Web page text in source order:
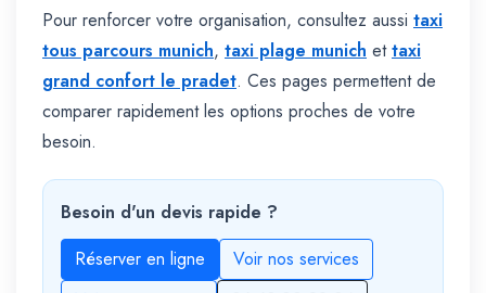
Pour renforcer votre organisation, consultez aussi taxi
tous parcours munich, taxi plage munich ettaxi
grand confort le pradet. Ces pages permettent de
comparer rapidement les options proches de votre
besoin.
Besoin d'un devis rapide ?
Réserver en ligne
Voir nos services